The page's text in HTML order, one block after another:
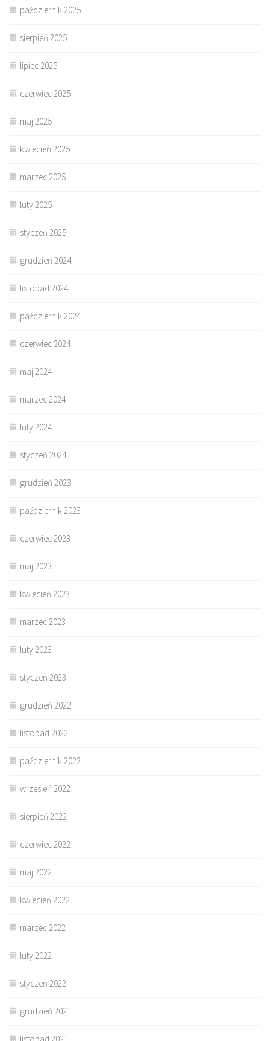
październik 2025
sierpień 2025
lipiec 2025
czerwiec 2025
maj 2025
kwiecień 2025
marzec 2025
luty 2025
styczeń 2025
grudzień 2024
listopad 2024
październik 2024
czerwiec 2024
maj 2024
marzec 2024
luty 2024
styczeń 2024
grudzień 2023
październik 2023
czerwiec 2023
maj 2023
kwiecień 2023
marzec 2023
luty 2023
styczeń 2023
grudzień 2022
listopad 2022
październik 2022
wrzesień 2022
sierpień 2022
czerwiec 2022
maj 2022
kwiecień 2022
marzec 2022
luty 2022
styczeń 2022
grudzień 2021
listopad 2021